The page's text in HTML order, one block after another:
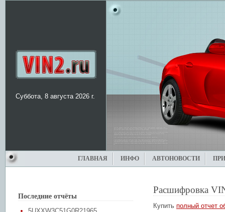
Суббота, 8 августа 2026 г.
ГЛАВНАЯ ИНФО АВТОНОВОСТИ
Последние отчёты
Расшифровка
Купить полный отчет